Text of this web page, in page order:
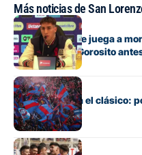
Más noticias de San
Fútbol
“Cada pelota se juega a
transmitió de Gorosito
Fútbol
Boedo ya juega el clásico:
Huracán
Fútbol